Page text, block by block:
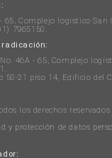
65, Complejo logístico San
7965150.
46A - 65, Complejo
50-21 piso 14, Edificio del
los derechos
y protección de datos